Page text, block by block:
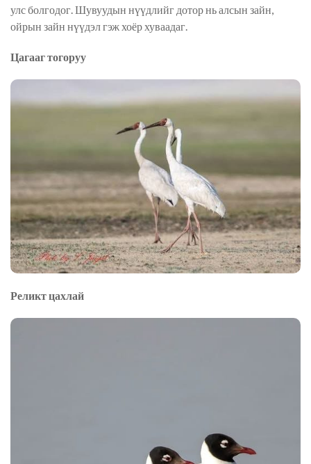
улс болгодог. Шувуудын нүүдлийг дотор нь алсын зайн,
ойрын зайн нүүдэл гэж хоёр хуваадаг.
Цагааг тогоруу
Реликт цахлай